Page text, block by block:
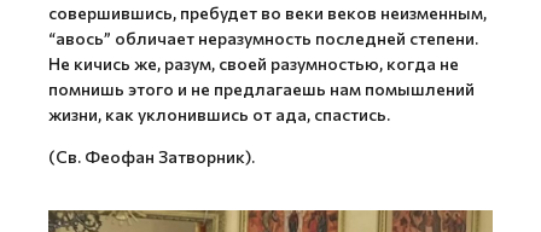
совершившись, пребудет во веки веков неизменным,
“авось” обличает неразумность последней степени.
Не кичись же, разум, своей разумностью, когда не
помнишь этого и не предлагаешь нам помышлений
жизни, как уклонившись от ада, спастись.
(Св. Феофан Затворник).